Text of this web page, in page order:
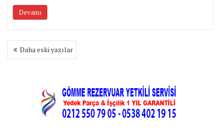
Devamı
Yazı
gezinmesi
Daha eski yazılar